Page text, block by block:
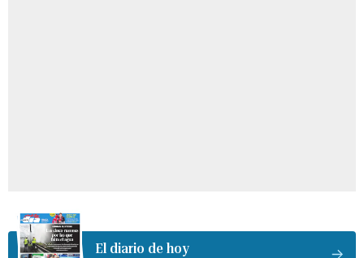
El diario de hoy